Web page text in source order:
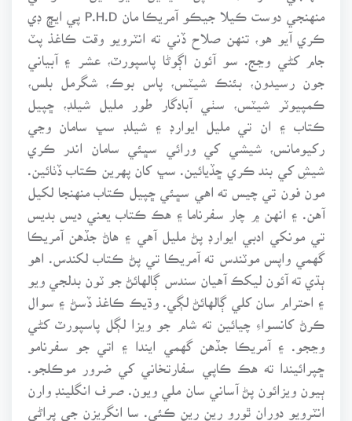
منهنجي دوست ڪيلا جيڪو آمريڪا مان P.H.D پي ايڇ ڊي
ڪري آيو هو، تنهن صلاح ڏني ته انٽرويو وقت ڪاغذ پٽ
جام کڻي وڃج. سو آئون اڳوڻا پاسپورٽ، عشر ۽ آبياني
جون رسيدون، بئنڪ شيٽس، پاس بوڪ، شگرمل بلس،
ڪمپيوٽر شيٽس، سٺي آبادگار طور مليل شيلڊ، ڇپيل
ڪتاب ۽ ان تي مليل ايوارڊ ۽ شيلڊ سڀ سامان وڃي
رکيومانس، شيشي کي ورائي سڀئي سامان اندر ڪري
شيشِ کي بند ڪري ڇڏيائين. سڀ کان پهرين ڪتاب ڏٺائين.
مون فون تي چيس ته اهي سڀئي ڇپيل ڪتاب منهنجا لکيل
آهن. ۽ انهن ۾ چار سفرناما ۽ هڪ ڪتاب يعني ديس بديس
تي مونکي ادبي ايوارڊ پڻ مليل آهي ۽ هاڻ جڏهن آمريڪا
گهمي واپس موٽندس ته آمريڪا تي پڻ ڪتاب لکندس. اهو
ٻڌي ته آئون ليکڪ آهيان سندس ڳالهائڻ جو ٽون بدلجي ويو
۽ احترام سان کلي ڳالهائڻ لڳي. وڌيڪ ڪاغذ ڏسڻ ۽ سوال
ڪرڻ کانسواءِ چيائين ته شام جو ويزا لڳل پاسپورٽ کڻي
وڃجو. ۽ آمريڪا جڏهن گهمي ايندا ۽ اتي جو سفرنامو
ڇپرائيندا ته هڪ ڪاپي سفارتخاني کي ضرور موڪلجو.
ٻيون ويزائون پڻ آساني سان ملي ويون. صرف انگلينڊ وارن
انٽرويو دوران ٿورو رين رين ڪئي. سا انگريزن جي پراڻي